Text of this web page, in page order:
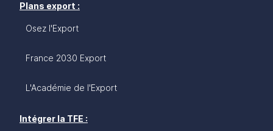
Plans export :
Osez l'Export
France 2030 Export
L'Académie de l'Export
Intégrer la TFE :